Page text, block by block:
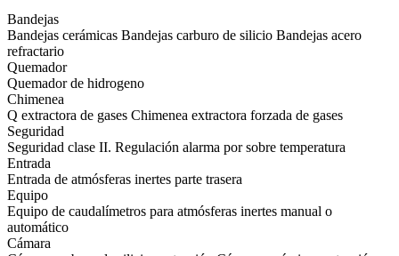
Bandejas
Bandejas cerámicas Bandejas carburo de silicio Bandejas acero
refractario
Quemador
Quemador de hidrogeno
Chimenea
Q extractora de gases Chimenea extractora forzada de gases
Seguridad
Seguridad clase II. Regulación alarma por sobre temperatura
Entrada
Entrada de atmósferas inertes parte trasera
Equipo
Equipo de caudalímetros para atmósferas inertes manual o
automático
Cámara